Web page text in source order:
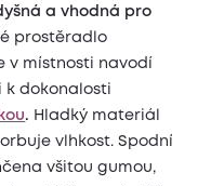
a vhodná pro
prostěradlo
v místnosti navodí
k dokonalosti
. Hladký materiál
vlhkost. Spodní
všitou gumou,